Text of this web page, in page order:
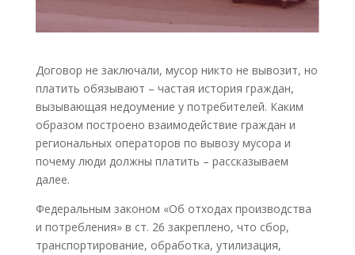
Договор не заключали, мусор никто не вывозит, но
платить обязывают – частая история граждан,
вызывающая недоумение у потребителей. Каким
образом построено взаимодействие граждан и
региональных операторов по вывозу мусора и
почему люди должны платить – рассказываем
далее.
Федеральным законом «Об отходах производства
и потребления» в ст. 26 закреплено, что сбор,
транспортирование, обработка, утилизация,